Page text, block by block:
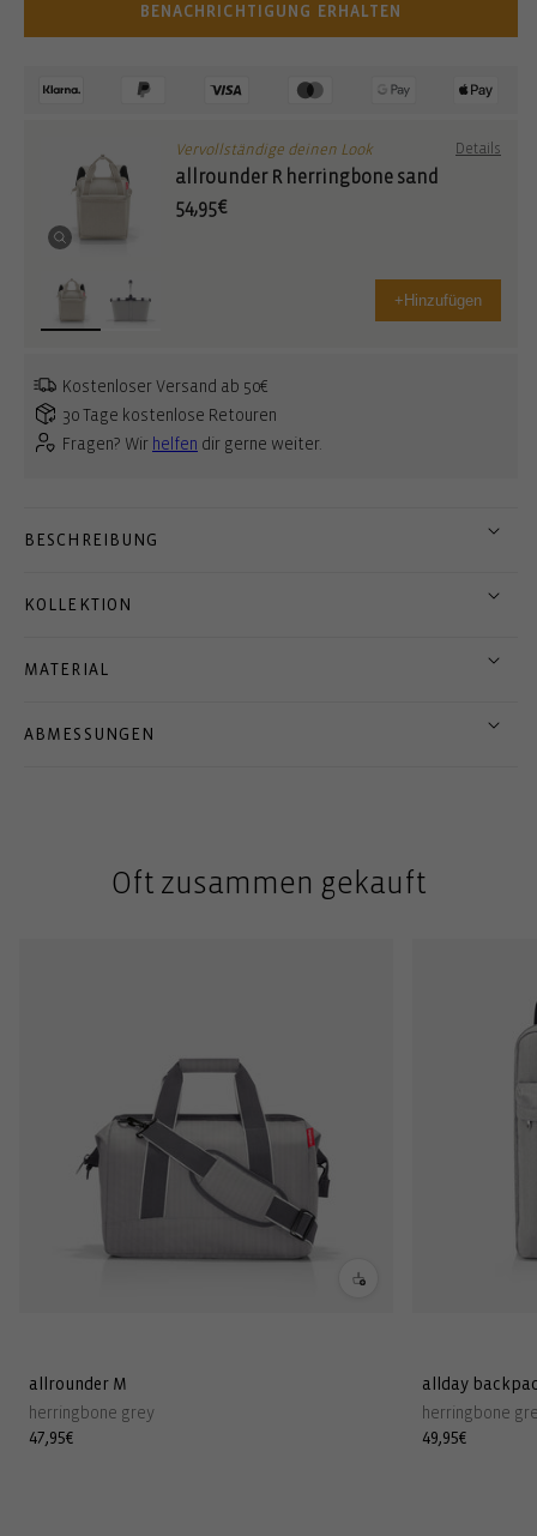
BENACHRICHTIGUNG ERHALTEN
Vervollständige deinen Look Details
allrounder R herringbone sand
54,95€
+ Hinzufügen
Kostenloser Versand ab 50€
30 Tage kostenlose Retouren
Fragen? Wir helfen dir gerne weiter.
BESCHREIBUNG
KOLLEKTION
MATERIAL
ABMESSUNGEN
Oft zusammen gekauft
allrounder M
herringbone grey
Normaler
47,95€
allday
herringbone
Normaler
49,95€